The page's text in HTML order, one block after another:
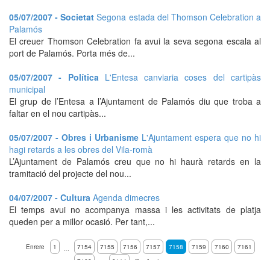
05/07/2007 - SocietatSegona estada del Thomson Celebration a
Palamós
El creuer Thomson Celebration fa avui la seva segona escala al
port de Palamós. Porta més de...
05/07/2007 - Política L'Entesa canviaria coses del cartipàs
municipal
El grup de l’Entesa a l’Ajuntament de Palamós diu que troba a
faltar en el nou cartipàs...
05/07/2007 - Obres i Urbanisme L'Ajuntament espera que no hi
hagi retards a les obres del Vila-romà
L’Ajuntament de Palamós creu que no hi haurà retards en la
tramitació del projecte del nou...
04/07/2007 - Cultura Agenda dimecres
El temps avui no acompanya massa i les activitats de platja
queden per a millor ocasió. Per tant,...
Enrere 1 … 7154 7155 7156 7157 7158 7159 7160
7161